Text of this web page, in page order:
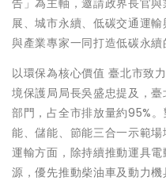
展、城市永續、低碳交通運
與產業專家一同打造低碳永續
以環保為核心價值 臺北市致
境保護局局長吳盛忠提及，
部門，占全市排放量約95%
能、儲能、節能三合一示範
運輸方面，除持續推動運具
源，優先推動柴油車及動力